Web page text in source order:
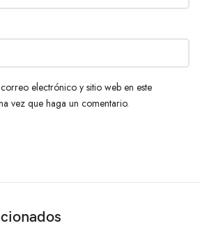
electrónico y sitio web en este
vez que haga un comentario.